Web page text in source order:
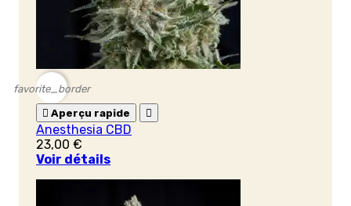
favorite_border
 Aperçu rapide 
Anesthesia CBD
23,00 €
Voir détails